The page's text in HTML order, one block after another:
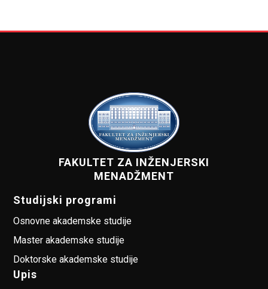
FAKULTET ZA INŽENJERSKI
MENADŽMENT
Studijski programi
Osnovne akademske studije
Master akademske studije
Doktorske akademske studije
Upis